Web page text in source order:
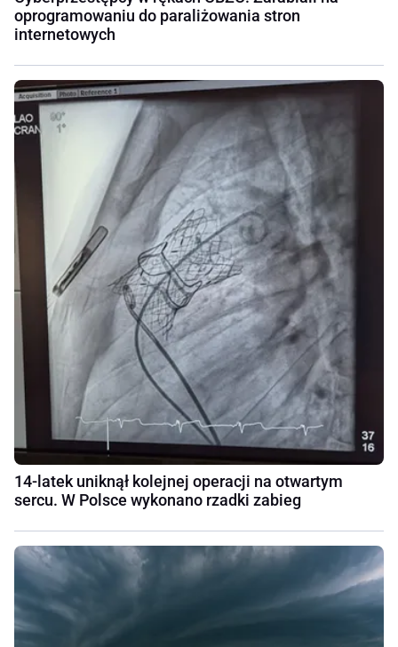
oprogramowaniu do paraliżowania stron
internetowych
14-latek uniknął kolejnej operacji na otwartym
sercu. W Polsce wykonano rzadki zabieg